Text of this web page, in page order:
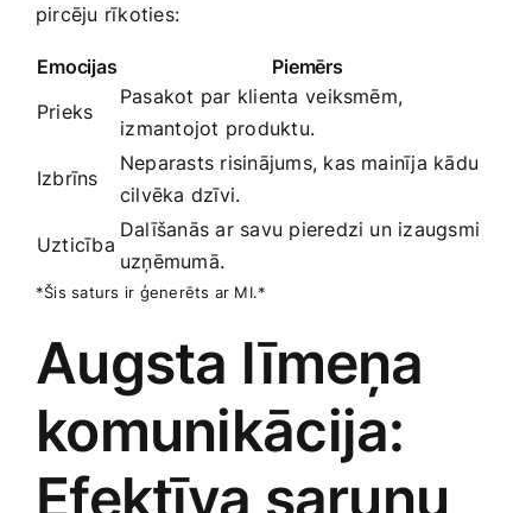
pircēju‍ rīkoties:
Emocijas
Piemērs
Prieks
Pasakot par klienta ⁤veiksmēm,
⁤izmantojot produktu.
Izbrīns
Neparasts risinājums, kas mainīja kādu
cilvēka dzīvi.
Uzticība
Dalīšanās ar savu pieredzi un‌ izaugsmi
uzņēmumā.
*Šis ‌saturs ir ģenerēts ar MI.*
Augsta līmeņa
komunikācija:
Efektīva sarunu